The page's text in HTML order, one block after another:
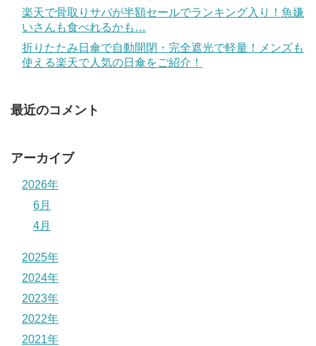
楽天で骨取りサバが半額セールでランキング入り！魚嫌
いさんも食べれるかも…
折りたたみ日傘で自動開閉・完全遮光で軽量！メンズも
使える楽天で人気の日傘をご紹介！
最近のコメント
アーカイブ
2026年
6月
4月
2025年
2024年
2023年
2022年
2021年